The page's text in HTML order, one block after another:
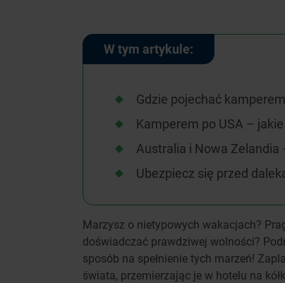
W tym artykule:
Gdzie pojechać
Kamperem po USA –
Australia i Nowa
Ubezpiecz się przed
Marzysz o nietypowych wakacjach?
doświadczać prawdziwej wolności?
sposób na spełnienie tych marzeń!
świata, przemierzając je w hotelu na